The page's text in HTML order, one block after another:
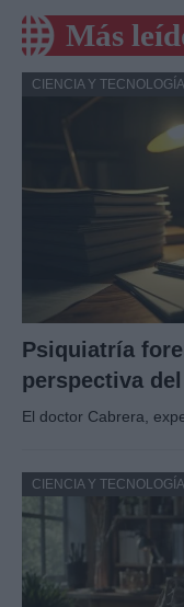
Más
CIENCIA Y TECNOLOGÍA
Psiquiatría
perspectiva
El doctor Cabrera,
CIENCIA Y TECNOLOGÍA